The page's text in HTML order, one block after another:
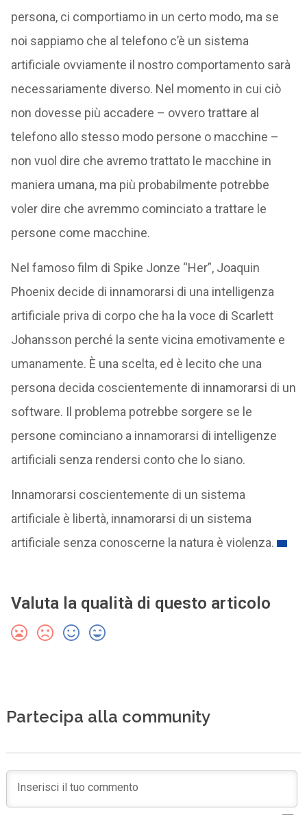
persona, ci comportiamo in un certo modo, ma se
noi sappiamo che al telefono c’è un sistema
artificiale ovviamente il nostro comportamento sarà
necessariamente diverso. Nel momento in cui ciò
non dovesse più accadere – ovvero trattare al
telefono allo stesso modo persone o macchine –
non vuol dire che avremo trattato le macchine in
maniera umana, ma più probabilmente potrebbe
voler dire che avremmo cominciato a trattare le
persone come macchine.
Nel famoso film di Spike Jonze “Her”, Joaquin
Phoenix decide di innamorarsi di una intelligenza
artificiale priva di corpo che ha la voce di Scarlett
Johansson perché la sente vicina emotivamente e
umanamente. È una scelta, ed è lecito che una
persona decida coscientemente di innamorarsi di un
software. Il problema potrebbe sorgere se le
persone cominciano a innamorarsi di intelligenze
artificiali senza rendersi conto che lo siano.
Innamorarsi coscientemente di un sistema
artificiale è libertà, innamorarsi di un sistema
artificiale senza conoscerne la natura è violenza.
Valuta la qualità di questo articolo
Partecipa alla community